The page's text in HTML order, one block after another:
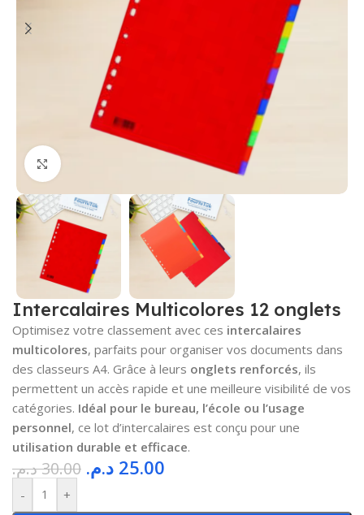
Cliquez pour agrandir
Intercalaires Multicolores 12 onglets
Optimisez votre classement avec ces intercalaires
multicolores, parfaits pour organiser vos documents dans
des classeurs A4. Grâce à leurs onglets renforcés, ils
permettent un accès rapide et une meilleure visibilité de vos
catégories. Idéal pour le bureau, l’école ou l’usage
personnel, ce lot d’intercalaires est conçu pour une
utilisation durable et efficace.
30.00د.م. 25.00 د.م.
- +